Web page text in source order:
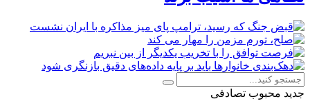
جدید محبوب تصادفی